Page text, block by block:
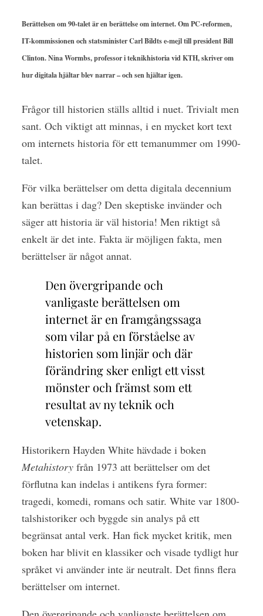
Berättelsen om 90-talet är en berättelse om internet. Om PC-reformen,
IT-kommissionen och statsminister Carl Bildts e-mejl till president Bill
Clinton. Nina Wormbs, professor i teknikhistoria vid KTH, skriver om
hur digitala hjältar blev narrar – och sen hjältar igen.
Frågor till historien ställs alltid i nuet. Trivialt men
sant. Och viktigt att minnas, i en mycket kort text
om internets historia för ett temanummer om 1990-
talet.
För vilka berättelser om detta digitala decennium
kan berättas i dag? Den skeptiske invänder och
säger att historia är väl historia! Men riktigt så
enkelt är det inte. Fakta är möjligen fakta, men
berättelser är något annat.
Den övergripande och
vanligaste berättelsen om
internet är en framgångssaga
som vilar på en förståelse av
historien som linjär och där
förändring sker enligt ett visst
mönster och främst som ett
resultat av ny teknik och
vetenskap.
Historikern Hayden White hävdade i boken
Metahistoryfrån 1973 att berättelser om det
förflutna kan indelas i antikens fyra former:
tragedi, komedi, romans och satir. White var 1800-
talshistoriker och byggde sin analys på ett
begränsat antal verk. Han fick mycket kritik, men
boken har blivit en klassiker och visade tydligt hur
språket vi använder inte är neutralt. Det finns flera
berättelser om internet.